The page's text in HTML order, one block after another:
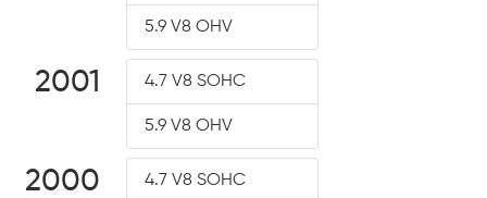
5.9 V8 OHV
2001 4.7 V8 SOHC
5.9 V8 OHV
2000 4.7 V8 SOHC